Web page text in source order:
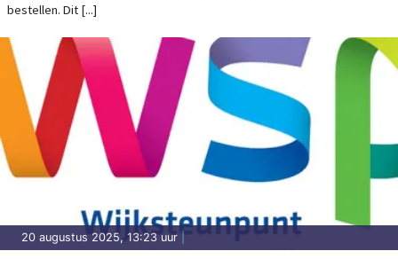
bestellen. Dit [...]
20 augustus 2025, 13:23 uur |